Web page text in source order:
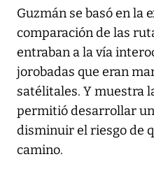
Guzmán se basó en la
comparación de las
entraban a la vía
jorobadas que eran
satélitales. Y muestra
permitió desarrollar
disminuir el riesgo de
camino.